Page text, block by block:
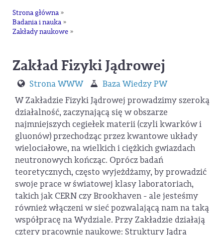
Strona główna »
Badania i nauka »
Zakłady naukowe »
Zakład Fizyki Jądrowej
Strona WWW
Baza Wiedzy PW
W Zakładzie Fizyki Jądrowej prowadzimy szeroką
działalność, zaczynającą się w obszarze
najmniejszych cegiełek materii (czyli kwarków i
gluonów) przechodząc przez kwantowe układy
wielociałowe, na wielkich i ciężkich gwiazdach
neutronowych kończąc. Oprócz badań
teoretycznych, często wyjeżdżamy, by prowadzić
swoje prace w światowej klasy laboratoriach,
takich jak CERN czy Brookhaven - ale jesteśmy
również włączeni w sieć pozwalającą nam na taką
współpracę na Wydziale. Przy Zakładzie działają
cztery pracownie naukowe: Struktury Jądra